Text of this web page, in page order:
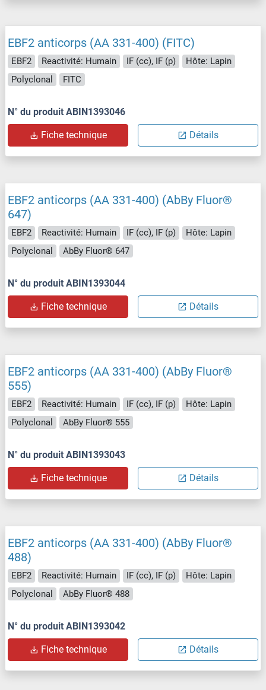
EBF2 anticorps (AA 331-400) (FITC)
EBF2 Reactivité: Humain IF (cc), IF (p)
Hôte: Lapin
Polyclonal
FITC
N° du produit ABIN1393046
Fiche technique Détails
EBF2 anticorps (AA 331-400) (AbBy Fluor®
647)
EBF2 Reactivité: Humain IF (cc), IF (p)
Hôte: Lapin
Polyclonal
AbBy Fluor® 647
N° du produit ABIN1393044
Fiche technique Détails
EBF2 anticorps (AA 331-400) (AbBy Fluor®
555)
EBF2 Reactivité: Humain IF (cc), IF (p)
Hôte: Lapin
Polyclonal
AbBy Fluor® 555
N° du produit ABIN1393043
Fiche technique Détails
EBF2 anticorps (AA 331-400) (AbBy Fluor®
488)
EBF2 Reactivité: Humain IF (cc), IF (p)
Hôte: Lapin
Polyclonal
AbBy Fluor® 488
N° du produit ABIN1393042
Fiche technique Détails